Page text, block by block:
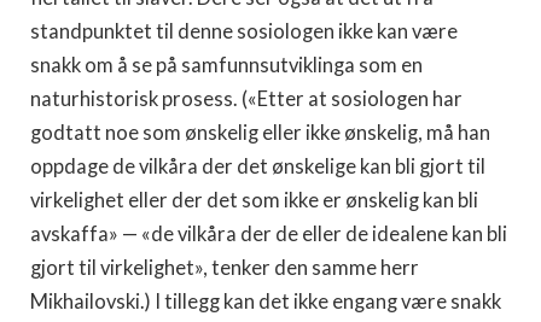
standpunktet til denne sosiologen ikke kan være
snakk om å se på samfunnsutviklinga som en
naturhistorisk prosess. («Etter at sosiologen har
godtatt noe som ønskelig eller ikke ønskelig, må han
oppdage de vilkåra der det ønskelige kan bli gjort til
virkelighet eller der det som ikke er ønskelig kan bli
avskaffa» — «de vilkåra der de eller de idealene kan bli
gjort til virkelighet», tenker den samme herr
Mikhailovski.) I tillegg kan det ikke engang være snakk